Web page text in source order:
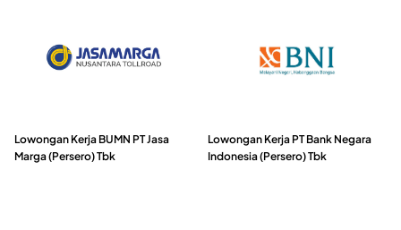
Lowongan Kerja BUMN PT Jasa
Marga (Persero) Tbk
Lowongan Kerja PT Bank Negara
Indonesia (Persero) Tbk